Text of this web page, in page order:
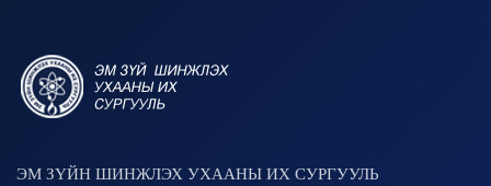
ЭМ ЗҮЙН ШИНЖЛЭХ УХААНЫ ИХ СУРГУУЛЬ